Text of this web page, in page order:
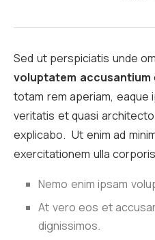
Sed ut perspiciatis unde
voluptatem accusantium
totam rem aperiam, eaque
veritatis et quasi
explicabo. Ut enim ad
exercitationem ulla
Nemo enim ipsam
At vero eos et
dignissimos.